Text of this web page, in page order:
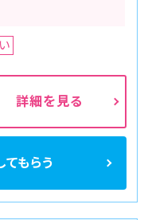
詳細を見る
てもらう